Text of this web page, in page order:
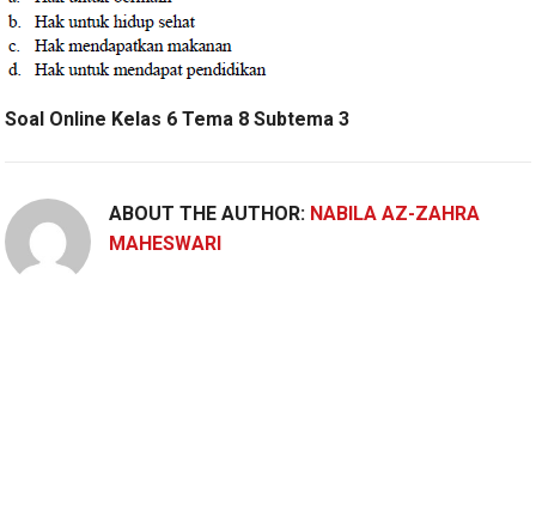
Soal Online Kelas 6 Tema 8 Subtema 3
ABOUT THE AUTHOR: NABILA AZ-ZAHRA
MAHESWARI